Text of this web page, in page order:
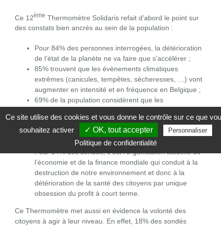
Ce 12ème Thermomètre Solidaris refait d’abord le point sur
des constats bien ancrés au sein de la population :
Pour 84% des personnes interrogées, la détérioration
de l’état de la planète ne va faire que s’accélérer ;
85% trouvent que les évènements climatiques
extrêmes (canicules, tempêtes, sécheresses, …) vont
augmenter en intensité et en fréquence en Belgique ;
69% de la population considèrent que les
négatifs (directs ou indirects) sur la santé des gens ;
Pour 61% des belges francophones, d’ici 50 ans, les
conditions de vie deviendront vraiment très pénibles ;
Pour 84% des sondés, c’est l’organisation actuelle de
l’économie et de la finance mondiale qui conduit à la
destruction de notre environnement et donc à la
détérioration de la santé des citoyens par unique
obsession du profit à court terme.
Ce Thermomètre met aussi en évidence la volonté des
citoyens à agir à leur niveau. En effet, 18% des sondés
Ce site utilise des cookies et vous donne le contrôle sur ce que
souhaitez activer
✓ OK, tout accepter Personnaliser
Politique de confidentialité